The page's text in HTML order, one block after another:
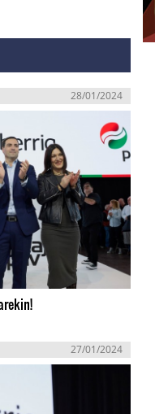
28/01/2024
27/01/2024